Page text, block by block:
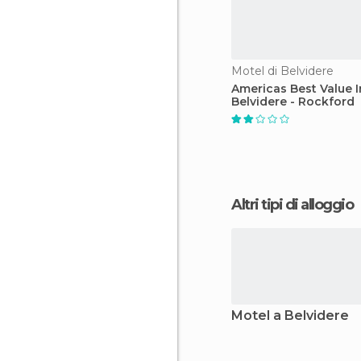
Motel di Belvidere
Americas Best Value
Belvidere - Rockford
Altri tipi di alloggio
Motel a Belvidere